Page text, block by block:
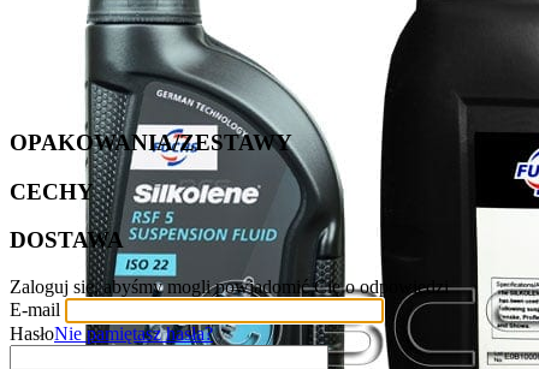
OPAKOWANIA/ZESTAWY
CECHY
DOSTAWA
Zaloguj się, abyśmy mogli powiadomić Cię o odpowiedzi
E-mail
HasłoNie pamiętasz hasła?